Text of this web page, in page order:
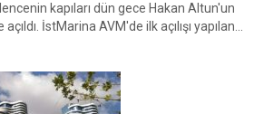
kapıları dün gece Hakan Altun'un
İstMarina AVM'de ilk açılışı yapılan...